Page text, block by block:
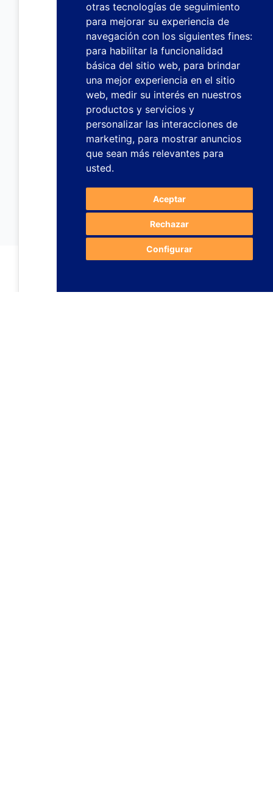
otras tecnologías de seguimiento
para mejorar su experiencia de
navegación con los siguientes fines:
para habilitar la funcionalidad
básica del sitio web, para brindar
una mejor experiencia en el sitio
web, medir su interés en nuestros
productos y servicios y
personalizar las interacciones de
marketing, para mostrar anuncios
que sean más relevantes para
usted.
Aceptar
Rechazar
Configurar